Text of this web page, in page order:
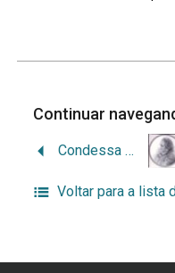
Continuar
Condessa de Porto Alegre
Voltar para a lista